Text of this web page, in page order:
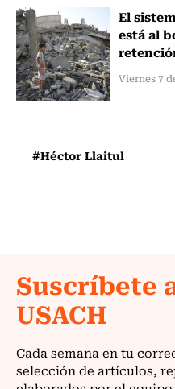
El
está al
Viernes 7
#Héctor Llaitul